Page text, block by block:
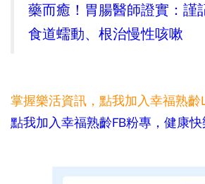
藥而癒！胃腸醫師證實：謹
食道蠕動、根治慢性咳嗽
掌握樂活資訊， 點我加入幸福熟齡
點我加入幸福熟齡FB粉專，健康